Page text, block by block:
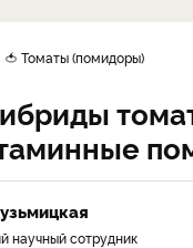
🍅 Томаты (помидоры)
научный сотрудник